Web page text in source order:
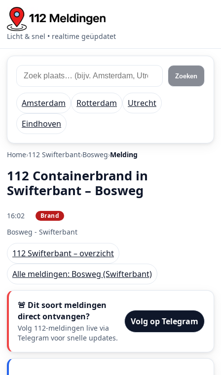
Licht & snel • realtime geüpdatet
Zoek 112 meldingen
Zoek plaats of regio Zoeken
Amsterdam Rotterdam
Utrecht
Eindhoven
Home 112 Swifterbant Bosweg Melding
112 Containerbrand in
Swifterbant – Bosweg
16:02 Brand
Bosweg - Swifterbant
112 Swifterbant – overzicht
Alle meldingen: Bosweg (Swifterbant)
🚨 Dit soort meldingen
direct ontvangen?
Volg 112-meldingen live via
Telegram voor snelle updates.
Volg op Telegram